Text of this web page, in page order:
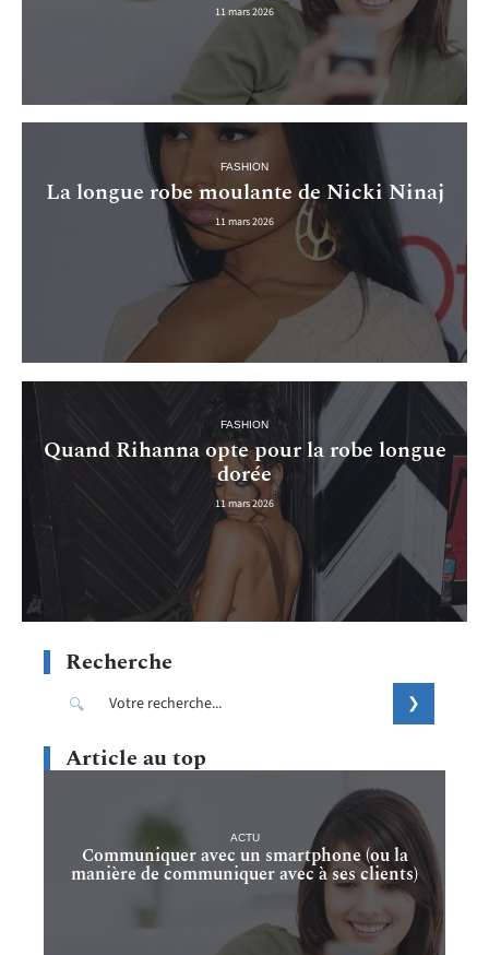
11 mars 2026
FASHION
La longue robe moulante de Nicki Ninaj
11 mars 2026
FASHION
Quand Rihanna opte pour la robe longue
dorée
11 mars 2026
Recherche
Article au top
ACTU
Communiquer avec un smartphone (ou la
manière de communiquer avec à ses clients)